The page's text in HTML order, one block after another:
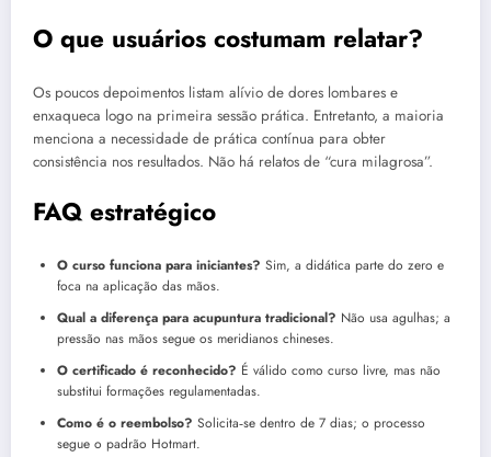
O que usuários costumam relatar?
Os poucos depoimentos listam alívio de dores lombares e
enxaqueca logo na primeira sessão prática. Entretanto, a maioria
menciona a necessidade de prática contínua para obter
consistência nos resultados. Não há relatos de “cura milagrosa”.
FAQ estratégico
O curso funciona para iniciantes? Sim, a didática parte do zero e
foca na aplicação das mãos.
Qual a diferença para acupuntura tradicional? Não usa agulhas; a
pressão nas mãos segue os meridianos chineses.
O certificado é reconhecido? É válido como curso livre, mas não
substitui formações regulamentadas.
Como é o reembolso? Solicita‑se dentro de 7 dias; o processo
segue o padrão Hotmart.